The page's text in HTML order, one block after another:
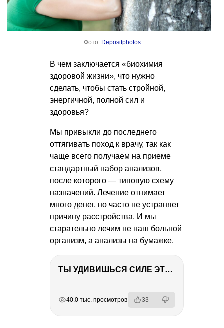
Фото: Depositphotos
В чем заключается «биохимия
здоровой жизни», что нужно
сделать, чтобы стать стройной,
энергичной, полной сил и
здоровья?
Мы привыкли до последнего
оттягивать поход к врачу, так как
чаще всего получаем на приеме
стандартный набор анализов,
после которого — типовую схему
назначений. Лечение отнимает
много денег, но часто не устраняет
причину расстройства. И мы
старательно лечим не наш больной
организм, а анализы на бумажке.
ТЫ УДИВИШЬСЯ СИЛЕ ЭТО ЧЕЛОВЕКА! Блог о нашей поездке в Вышний Волочек
40.0 тыс. просмотров 33